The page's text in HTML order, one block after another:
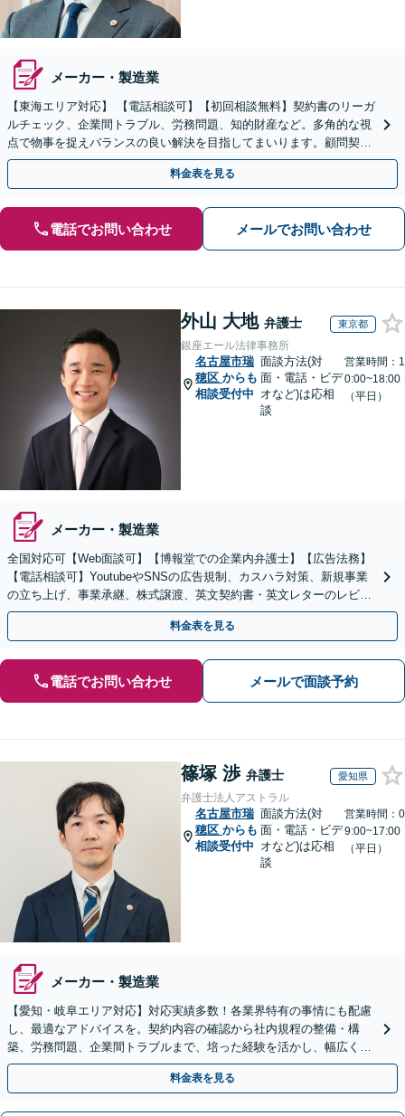
メーカー・製造業
【東海エリア対応】 【電話相談可】【初回相談無料】契約書のリーガ
ルチェック、企業間トラブル、労務問題、知的財産など。多角的な視
点で物事を捉えバランスの良い解決を目指してまいります。顧問契約
は月額5,000円から対応可【夜間＆休日面談OK】
料金表を見る
電話でお問い合わせ メールでお問い合わせ
外山 大地 弁護士 東京都
銀座エール法律事務所
名古屋市瑞
穂区 からも
相談受付中
面談方法(対
面・電話・ビデ
オなど)は応相
談
営業時間：1
0:00~18:00
（平日）
メーカー・製造業
全国対応可【Web面談可】【博報堂での企業内弁護士】【広告法務】
【電話相談可】YoutubeやSNSの広告規制、カスハラ対策、新規事業
の立ち上げ、事業承継、株式譲渡、英文契約書・英文レターのレビュ
ー・ドラフトなどに対応。
料金表を見る
電話でお問い合わせ メールで面談予約
篠塚 渉 弁護士 愛知県
弁護士法人アストラル
名古屋市瑞
穂区 からも
相談受付中
面談方法(対
面・電話・ビデ
オなど)は応相
談
営業時間：0
9:00~17:00
（平日）
メーカー・製造業
【愛知・岐阜エリア対応】対応実績多数！各業界特有の事情にも配慮
し、最適なアドバイスを。契約内容の確認から社内規程の整備・構
築、労務問題、企業間トラブルまで、培った経験を活かし、幅広く対
応いたします【オンライン面談OK（顧問締結後）】
料金表を見る